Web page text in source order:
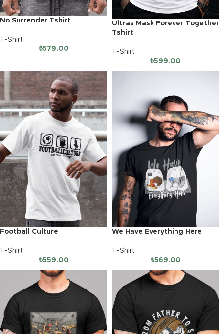
No Surrender Tshirt
T-Shirt
₺579.00
Ultras Mask Forever Together
Tshirt
T-Shirt
₺599.00
Football Culture
T-Shirt
₺559.00
We Have Everything Here
T-Shirt
₺569.00